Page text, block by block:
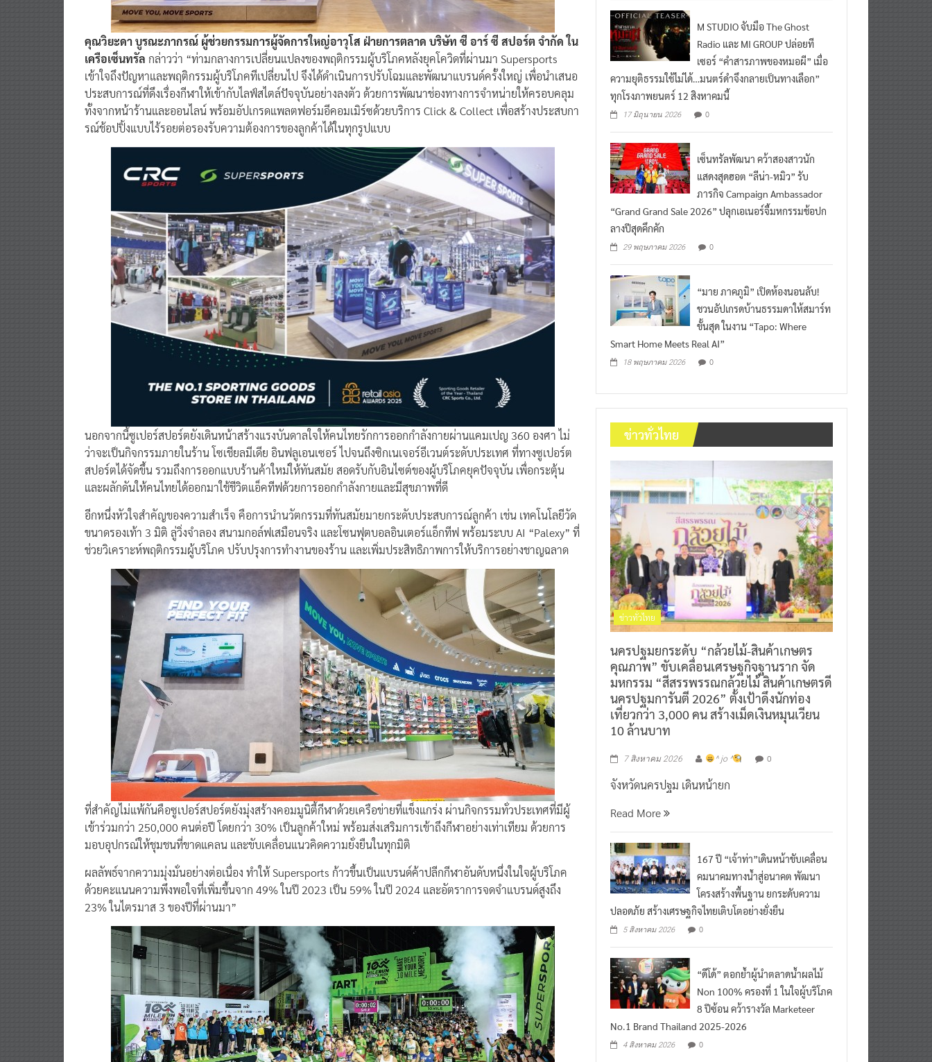
คุณวิยะดา บูรณะภากรณ์ ผู้ช่วยกรรมการผู้จัดการใหญ่อาวุโส ฝ่ายการตลาด บริษัท ซี อาร์ ซี สปอร์ต จำกัด ใน
เครือเซ็นทรัลกล่าวว่า “ท่ามกลางการเปลี่ยนแปลงของพฤติกรรมผู้บริโภคหลังยุคโควิดที่ผ่านมา Supersports
เข้าใจถึงปัญหาและพฤติกรรมผู้บริโภคทีเปลี่ยนไป จึงได้ดำเนินการปรับโฉมและพัฒนาแบรนด์ครั้งใหญ่ เพื่อนำเสนอ
ประสบการณ์ที่ดึงเรื่องกีฬาให้เข้ากับไลฟ์สไตล์ปัจจุบันอย่างลงตัว ด้วยการพัฒนาช่องทางการจำหน่ายให้ครอบคลุม
ทั้งจากหน้าร้านและออนไลน์ พร้อมอัปเกรดแพลตฟอร์มอีคอมเมิร์ซด้วยบริการ Click & Collect เพื่อสร้างประสบกา
รณ์ช้อปปิ้งแบบไร้รอยต่อรองรับความต้องการของลูกค้าได้ในทุกรูปแบบ
นอกจากนี้ซูเปอร์สปอร์ตยังเดินหน้าสร้างแรงบันดาลใจให้คนไทยรักการออกกำลังกายผ่านแคมเปญ 360 องศา ไม่
ว่าจะเป็นกิจกรรมภายในร้าน โซเชียลมีเดีย อินฟลูเอนเซอร์ ไปจนถึงซิกเนเจอร์อีเวนต์ระดับประเทศ ที่ทางซูเปอร์ต
สปอร์ตได้จัดขึ้น รวมถึงการออกแบบร้านค้าใหม่ให้ทันสมัย สอดรับกับอินไซต์ของผู้บริโภคยุคปัจจุบัน เพื่อกระตุ้น
และผลักดันให้คนไทยได้ออกมาใช้ชีวิตแอ็คทีฟด้วยการออกกำลังกายและมีสุขภาพที่ดี
อีกหนึ่งหัวใจสำคัญของความสำเร็จ คือการนำนวัตกรรมที่ทันสมัยมายกระดับประสบการณ์ลูกค้า เช่น เทคโนโลยีวัด
ขนาดรองเท้า 3 มิติ ลู่วิ่งจำลอง สนามกอล์ฟเสมือนจริง และโซนฟุตบอลอินเตอร์แอ็กทีฟ พร้อมระบบ AI “Palexy” ที่
ช่วยวิเคราะห์พฤติกรรมผู้บริโภค ปรับปรุงการทำงานของร้าน และเพิ่มประสิทธิภาพการให้บริการอย่างชาญฉลาด
ที่สำคัญไม่แพ้กันคือซูเปอร์สปอร์ตยังมุ่งสร้างคอมมูนิตี้กีฬาด้วยเครือข่ายที่แข็งแกร่ง ผ่านกิจกรรมทั่วประเทศที่มีผู้
เข้าร่วมกว่า 250,000 คนต่อปี โดยกว่า 30% เป็นลูกค้าใหม่ พร้อมส่งเสริมการเข้าถึงกีฬาอย่างเท่าเทียม ด้วยการ
มอบอุปกรณ์ให้ชุมชนที่ขาดแคลน และขับเคลื่อนแนวคิดความยั่งยืนในทุกมิติ
ผลลัพธ์จากความมุ่งมั่นอย่างต่อเนื่อง ทำให้ Supersports ก้าวขึ้นเป็นแบรนด์ค้าปลีกกีฬาอันดับหนึ่งในใจผู้บริโภค
ด้วยคะแนนความพึงพอใจที่เพิ่มขึ้นจาก 49% ในปี 2023 เป็น 59% ในปี 2024 และอัตราการจดจำแบรนด์สูงถึง
23% ในไตรมาส 3 ของปีที่ผ่านมา”
Radio และ MI GROUP ปล่อยที
เซอร์ “คำสารภาพของหมอผี” เมื่อ
ความยุติธรรมใช้ไม่ได้…มนตร์ดำจึงกลายเป็นทางเลือก”
ทุกโรงภาพยนตร์ 12 สิงหาคมนี้
แสดงสุดฮอต “ลีน่า-หมิว” รับ
ภารกิจ Campaign Ambassador
“Grand Grand Sale 2026” ปลุกเอเนอร์จี้มหกรรมช้อปก
ลางปีสุดคึกคัก
29 พฤษภาคม 2026
ชวนอัปเกรดบ้านธรรมดาให้สมาร์ท
ขั้นสุด ในงาน “Tapo: Where
Smart Home Meets Real AI”
ข่าวทั่วไทย
ข่าวทั่วไทย
นครปฐมยกระดับ “กล้วยไม้-สินค้าเกษตร
คุณภาพ” ขับเคลื่อนเศรษฐกิจฐานราก จัด
มหกรรม “สีสรรพรรณกล้วยไม้ สินค้าเกษตรดี
นครปฐมการันตี 2026” ตั้งเป้าดึงนักท่อง
เที่ยวกว่า 3,000 คน สร้างเม็ดเงินหมุนเวียน
10 ล้านบาท
167 ปี “เจ้าท่า”เดินหน้าขับเคลื่อน
คมนาคมทางน้ำสู่อนาคต พัฒนา
โครงสร้างพื้นฐาน ยกระดับความ
ปลอดภัย สร้างเศรษฐกิจไทยเติบโตอย่างยั่งยืน
0
Non 100% ครองที่ 1 ในใจผู้บริโภค
8 ปีซ้อน คว้ารางวัล Marketeer
No.1 Brand Thailand 2025-2026
0